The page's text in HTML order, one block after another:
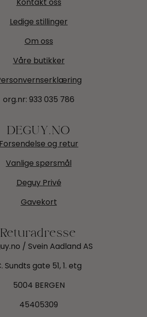
Ledige stillinger
Om oss
Våre butikker
org.nr: 933 035 786
Forsendelse og retur
Vanlige spørsmål
Deguy Privé
Gavekort
/ Svein Aadland AS
Sundts gate 51, 1. etg
5004 BERGEN
45405309